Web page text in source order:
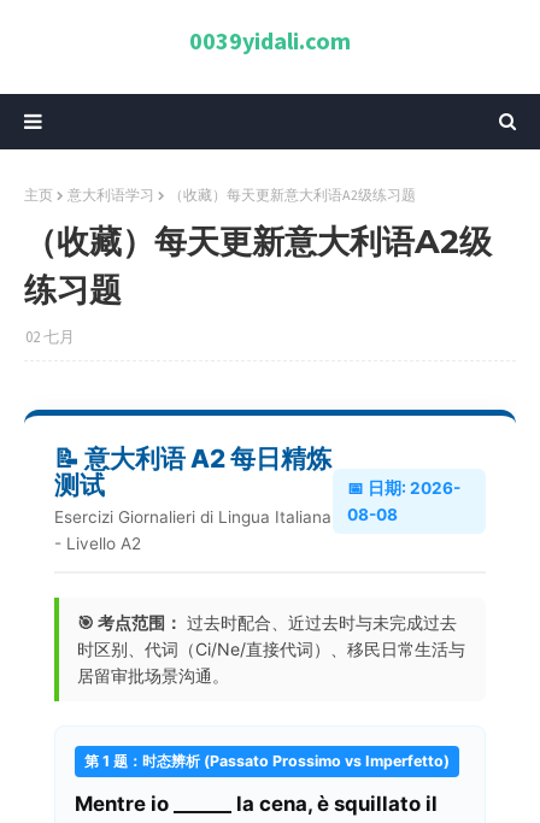
0039yidali.com
主页 意大利语学习 （收藏）每天更新意大利语A2级练习题
（收藏）每天更新意大利语A2级
练习题
02 七月
📝 意大利语 A2 每日精炼
测试
Esercizi Giornalieri di Lingua Italiana
- Livello A2
📅 日期: 2026-
08-08
🎯 考点范围： 过去时配合、近过去时与未完成过去
时区别、代词（Ci/Ne/直接代词）、移民日常生活与
居留审批场景沟通。
第 1 题：时态辨析 (Passato Prossimo vs Imperfetto)
Mentre io ______ la cena, è squillato il